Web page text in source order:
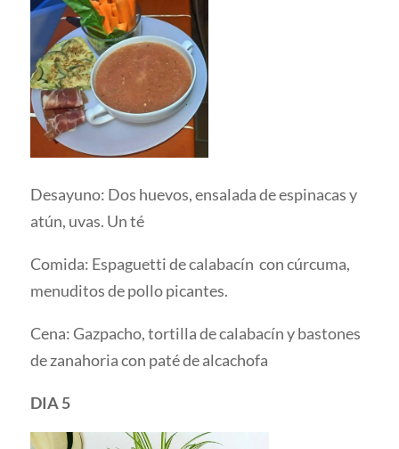
Desayuno: Dos huevos, ensalada de espinacas y
atún, uvas. Un té
Comida: Espaguetti de calabacín con cúrcuma,
menuditos de pollo picantes.
Cena: Gazpacho, tortilla de calabacín y bastones
de zanahoria con paté de alcachofa
DIA 5